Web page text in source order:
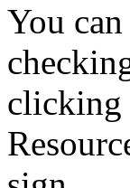
You
clicking